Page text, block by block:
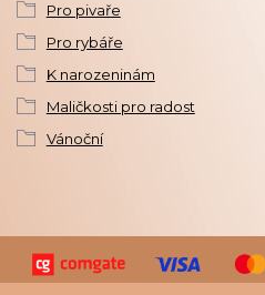
Pro pivaře
Pro rybáře
K narozeninám
Maličkosti pro radost
Vánoční